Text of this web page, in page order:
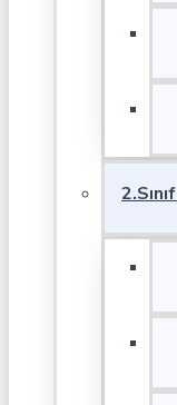
2.Sınıf